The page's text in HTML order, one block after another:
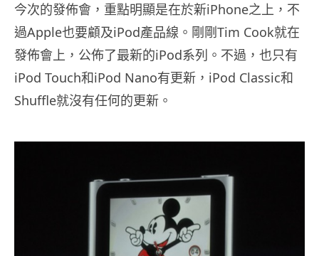
今次的發佈會，重點明顯是在於新iPhone之上，不
過Apple也要顧及iPod產品線。剛剛Tim Cook就在
發佈會上，公佈了最新的iPod系列。不過，也只有
iPod Touch和iPod Nano有更新，iPod Classic和
Shuffle就沒有任何的更新。